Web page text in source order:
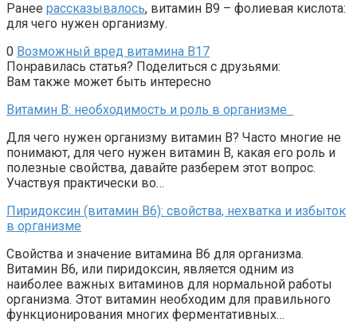
Ранее рассказывалось, витамин В9 – фолиевая кислота:
для чего нужен организму.
0 Возможный вред витамина В17
Понравилась статья? Поделиться с друзьями:
Вам также может быть интересно
Витамин B: необходимость и роль в организме
Для чего нужен организму витамин B? Часто многие не
понимают, для чего нужен витамин B, какая его роль и
полезные свойства, давайте разберем этот вопрос.
Участвуя практически во…
Пиридоксин (витамин B6): свойства, нехватка и избыток
в организме
Свойства и значение витамина В6 для организма.
Витамин В6, или пиридоксин, является одним из
наиболее важных витаминов для нормальной работы
организма. Этот витамин необходим для правильного
функционирования многих ферментативных…